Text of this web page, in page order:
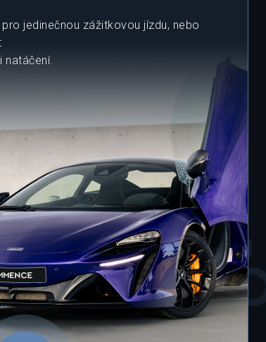
jedinečnou zážitkovou jízdu, nebo
natáčení.